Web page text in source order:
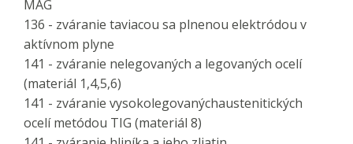
MAG
136 - zváranie taviacou sa plnenou elektródou v
aktívnom plyne
141 - zváranie nelegovaných a legovaných ocelí
(materiál 1,4,5,6)
141 - zváranie vysokolegovanýchaustenitických
ocelí metódou TIG (materiál 8)